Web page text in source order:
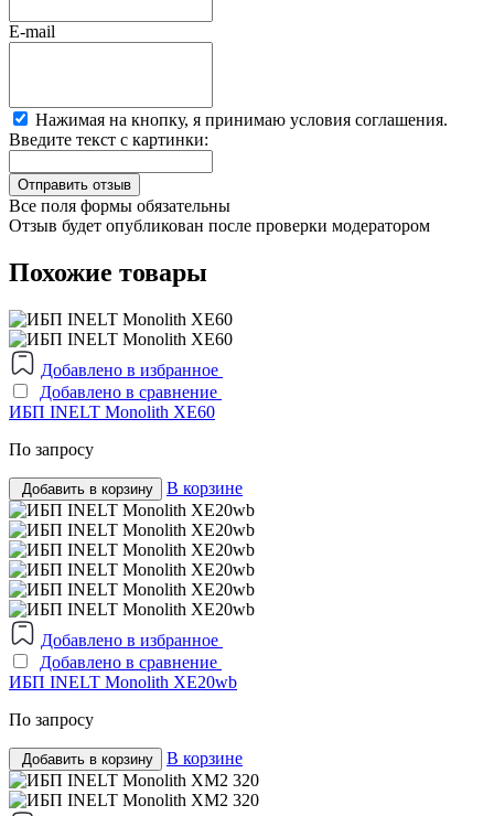
E-mail
Нажимая на кнопку, я принимаю условия соглашения.
Введите текст с картинки:
Все поля формы обязательны
Отзыв будет опубликован после проверки модератором
Похожие товары
Добавлено в избранное
Добавлено в сравнение
ИБП INELT Monolith XE60
По запросу
Добавить в корзину В корзине
Добавлено в избранное
Добавлено в сравнение
ИБП INELT Monolith ХE20wb
По запросу
Добавить в корзину В корзине